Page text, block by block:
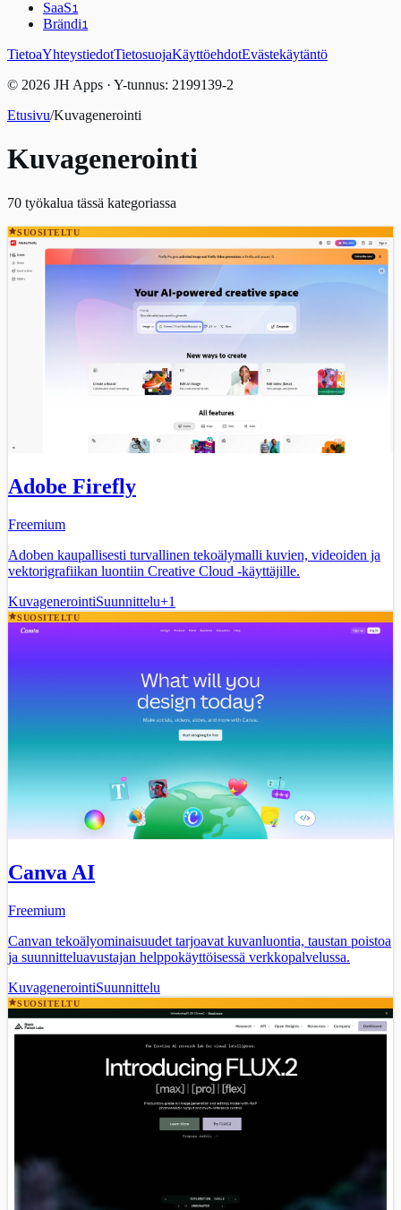
SaaS1
Brändi1
TietoaYhteystiedotTietosuojaKäyttöehdotEvästekäytäntö
© 2026 JH Apps · Y-tunnus: 2199139-2
Etusivu/Kuvagenerointi
Kuvagenerointi
70 työkalua tässä kategoriassa
SUOSITELTU
Adobe Firefly
Freemium
Adoben kaupallisesti turvallinen tekoälymalli kuvien, videoiden ja
vektorigrafiikan luontiin Creative Cloud -käyttäjille.
KuvagenerointiSuunnittelu+1
SUOSITELTU
Canva AI
Freemium
Canvan tekoälyominaisuudet tarjoavat kuvanluontia, taustan poistoa
ja suunnitteluavustajan helppokäyttöisessä verkkopalvelussa.
KuvagenerointiSuunnittelu
SUOSITELTU